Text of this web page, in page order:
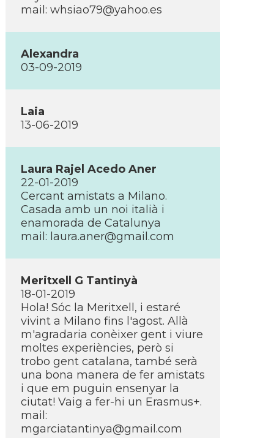
mail: whsiao79@yahoo.es
Alexandra
03-09-2019
Laia
13-06-2019
Laura Rajel Acedo Aner
22-01-2019
Cercant amistats a Milano.
Casada amb un noi italià i
enamorada de Catalunya
mail: laura.aner@gmail.com
Meritxell G Tantinyà
18-01-2019
Hola! Sóc la Meritxell, i estaré
vivint a Milano fins l'agost. Allà
m'agradaria conèixer gent i viure
moltes experiències, però si
trobo gent catalana, també serà
una bona manera de fer amistats
i que em puguin ensenyar la
ciutat! Vaig a fer-hi un Erasmus+.
mail:
mgarciatantinya@gmail.com